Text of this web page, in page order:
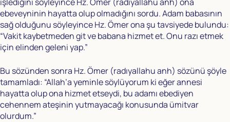
ebeveyninin hayatta olup olmadığını sordu. Adam babasının
sağ olduğunu söyleyince Hz. Ömer ona şu tavsiyede bulundu:
“Vakit kaybetmeden git ve babana hizmet et. Onu razı etmek
için elinden geleni yap.”
Bu sözünden sonra Hz. Ömer (radıyallahu anh) sözünü şöyle
tamamladı: “Allah’a yeminle söylüyorum ki eğer annesi
hayatta olup ona hizmet etseydi, bu adamı ebediyen
cehennem ateşinin yutmayacağı konusunda ümitvar
olurdum.”